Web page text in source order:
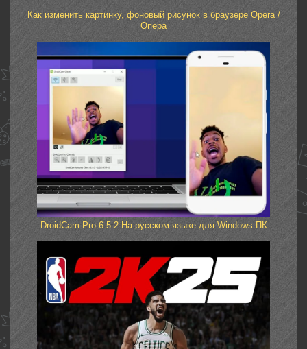
Как изменить картинку, фоновый рисунок в браузере Opera /
Опера
DroidCam Pro 6.5.2 На русском языке для Windows ПК